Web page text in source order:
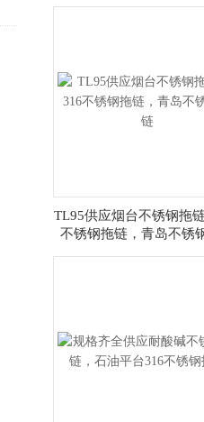
TL95供应烟台不锈钢拖
不锈钢拖链，青岛不锈